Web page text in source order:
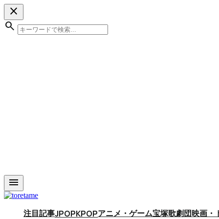
close
search
menu
注目記事JPOPKPOPアニメ・ゲーム宝塚歌劇団映画・